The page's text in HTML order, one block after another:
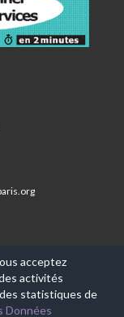
Aniapps.fr
acceptez
activités
statistiques de
Données